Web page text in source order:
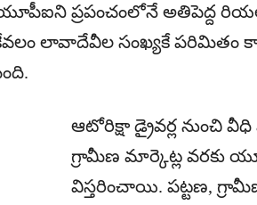
యూపీఐని ప్రపంచంలోనే అతిపెద్ద
కేవలం లావాదేవీల సంఖ్యకే
ఆటోరిక్షా డ్రైవర్ల నుంచి
గ్రామీణ మార్కెట్ల వరకు
విస్తరించాయి. పట్టణ,